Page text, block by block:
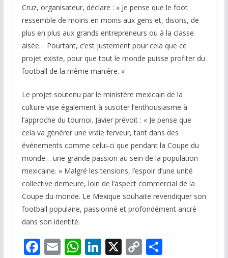
Cruz, organisateur, déclare : « Je pense que le foot
ressemble de moins en moins aux gens et, disons, de
plus en plus aux grands entrepreneurs ou à la classe
aisée… Pourtant, c’est justement pour cela que ce
projet existe, pour que tout le monde puisse profiter du
football de la même manière. »
Le projet soutenu par le ministère mexicain de la
culture vise également à susciter l’enthousiasme à
l’approche du tournoi. Javier prévoit : « Je pense que
cela va générer une vraie ferveur, tant dans des
événements comme celui-ci que pendant la Coupe du
monde… une grande passion au sein de la population
mexicaine. » Malgré les tensions, l’espoir d’une unité
collective demeure, loin de l’aspect commercial de la
Coupe du monde. Le Mexique souhaite revendiquer son
football populaire, passionné et profondément ancré
dans son identité.
F E W Li X C P